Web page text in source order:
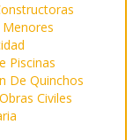
Piscinas
De Quinchos
Obras Civiles